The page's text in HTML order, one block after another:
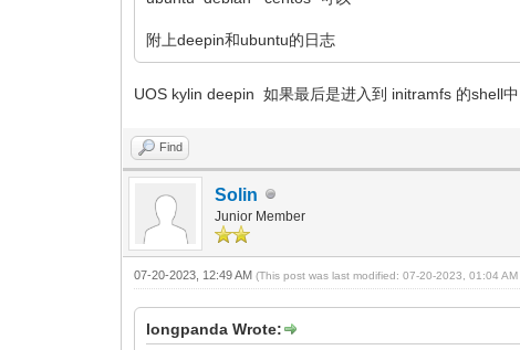
附上deepin和ubuntu的日志
UOS kylin deepin 如果最后是进入到 initramfs 的shell
Find
Solin
Junior Member
07-20-2023, 12:49 AM(This post was last modified: 07-20-2023, 01:04
longpanda Wrote: